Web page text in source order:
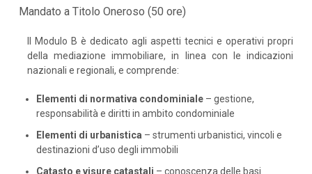
Mandato a Titolo Oneroso (50 ore)
Il Modulo B è dedicato agli aspetti tecnici e operativi propri
della mediazione immobiliare, in linea con le indicazioni
nazionali e regionali, e comprende:
Elementi di normativa condominiale – gestione,
responsabilità e diritti in ambito condominiale
Elementi di urbanistica – strumenti urbanistici, vincoli e
destinazioni d’uso degli immobili
Catasto e visure catastali – conoscenza delle basi